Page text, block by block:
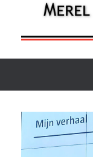
inhoud